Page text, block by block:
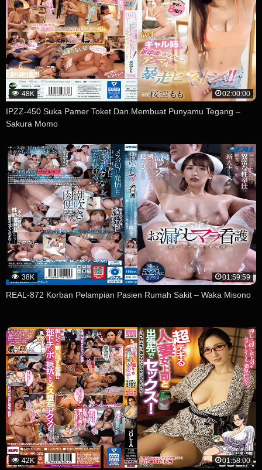
48K 02:00:00
IPZZ-450 Suka Pamer Toket Dan Membuat Punyamu Tegang –
Sakura Momo
38K 01:59:59
REAL-872 Korban Pelampian Pasien Rumah Sakit – Waka Misono
42K 01:58:00